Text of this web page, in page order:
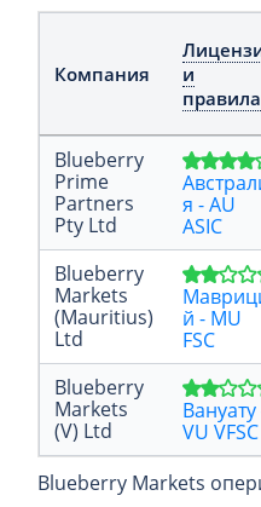
Компания
и
правила
Blueberry
Prime
Partners
Pty Ltd
я - AU
ASIC
Blueberry
Markets
(Mauritius)
Ltd
й - MU
FSC
Blueberry
Markets
(V) Ltd
Вануату
VU VFSC
Blueberry Markets